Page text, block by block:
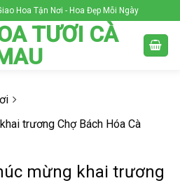
Hoa Tận Nơi - Hoa Đẹp Mỗi Ngày
TƯƠI CÀ
trương Chợ Bách Hóa Cà
mừng khai trương